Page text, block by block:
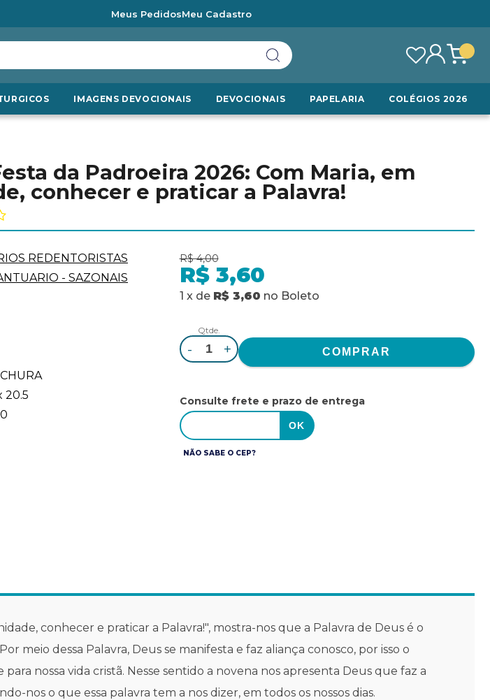
Meus PedidosMeu Cadastro
IMAGENS DEVOCIONAIS DEVOCIONAIS PAPELARIA COLÉGIOS 2026
da Padroeira 2026: Com Maria, em
conhecer e praticar a Palavra!
REDENTORISTAS
- SAZONAIS
20.5
R$ 4,00
R$ 3,60
1 x de R$ 3,60 no Boleto
Qtde.
- +
Consulte frete e prazo de entrega
NÃO SABE O CEP?
conhecer e praticar a Palavra!", mostra-nos que a Palavra de Deus é o
meio dessa Palavra, Deus se manifesta e faz aliança conosco, por isso o
nossa vida cristã. Nesse sentido a novena nos apresenta Deus que faz a
nos o que essa palavra tem a nos dizer, em todos os nossos dias.